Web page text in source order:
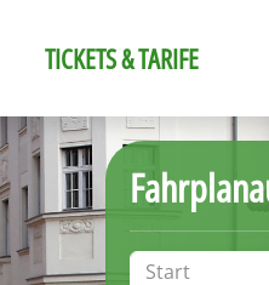
TICKETS & TARIFE